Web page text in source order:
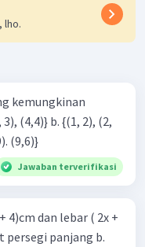
lho.
kemungkinan
(5,7). (7, 9). (9,6)}
Jawaban terverifikasi
4)cm dan lebar ( 2x +
persegi panjang b.